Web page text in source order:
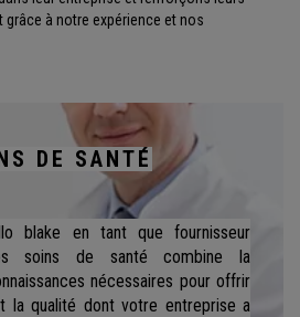
à notre expérience et nos
DE SANTÉ
blake en tant que fournisseur
soins de santé combine la
nécessaires pour offrir
la qualité dont votre entreprise a